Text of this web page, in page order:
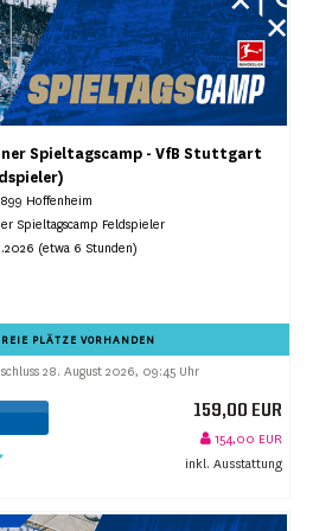
Spieltagscamp - VfB Stuttgart
Hoffenheim
Spieltagscamp Feldspieler
(etwa 6 Stunden)
PLÄTZE VORHANDEN
28. August 2026, 09:45 Uhr
159,00 EUR
154,00 EUR
inkl. Ausstattung